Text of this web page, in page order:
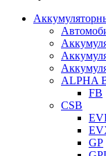
ALPHA
FB
CSB
GP